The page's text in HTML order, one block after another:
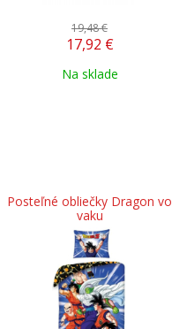
19,48 €
17,92 €
Na sklade
Posteľné obliečky Dragon vo
vaku